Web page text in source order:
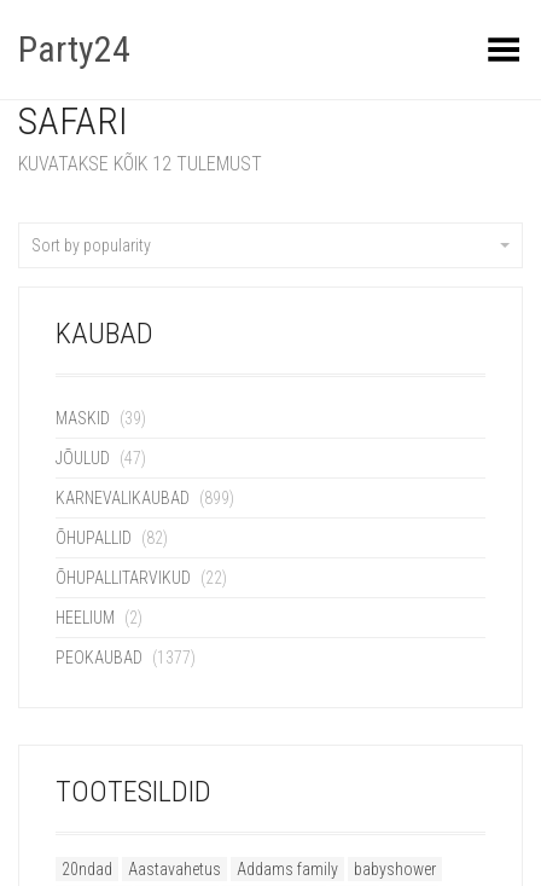
Party24 Kuva menüü
SAFARI
KUVATAKSE KÕIK 12 TULEMUST
Sort by popularity
KAUBAD
MASKID (39)
JÕULUD (47)
KARNEVALIKAUBAD (899)
ÕHUPALLID (82)
ÕHUPALLITARVIKUD (22)
HEELIUM (2)
PEOKAUBAD (1377)
TOOTESILDID
20ndad Aastavahetus Addams family
babyshower